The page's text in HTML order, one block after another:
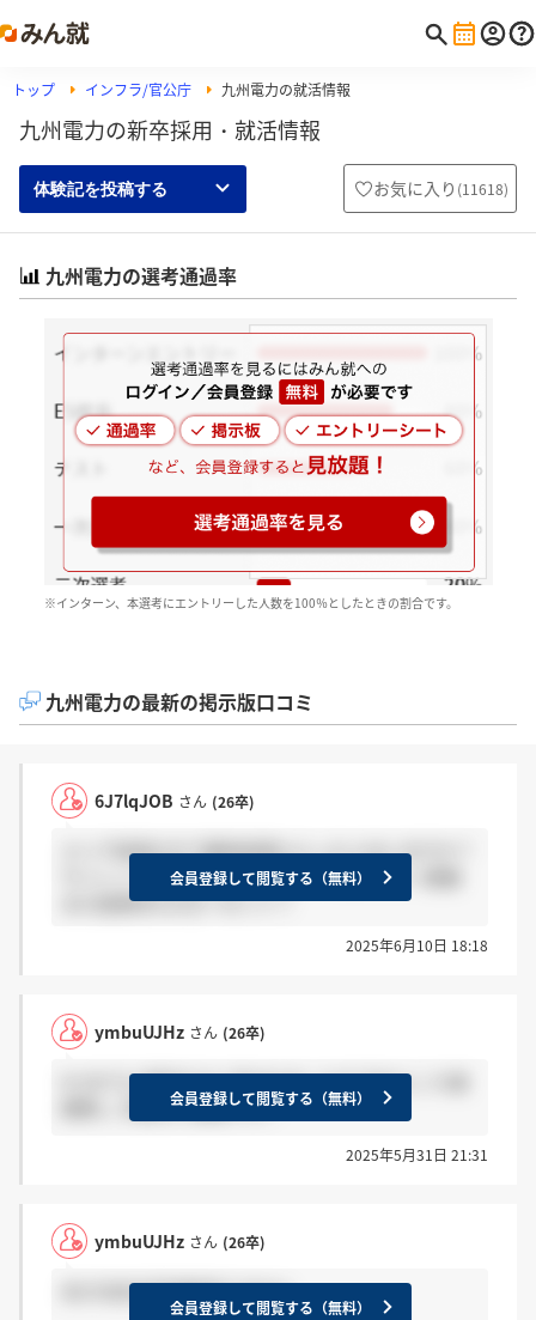
トップ インフラ/官公庁 九州電力の就活情報
九州電力の新卒採用・就活情報
体験記を投稿する お気に入り (11618)
九州電力の選考通過率
※インターン、本選考にエントリーした人数を100％としたときの割合です。
九州電力の最新の掲示版口コミ
6J7lqJOB さん (26卒)
エリア採用の方で最終結果もらった人はいますか？
サイレントの場合もありますか？ もらった→感謝
まだ結果待ちの方→ホント？
会員登録して閲覧する（無料）
2025年6月10日 18:18
ymbuUJHz さん (26卒)
6/1までに返信すると言われましたが 今のところ連
絡無し 日曜日に連絡する？
会員登録して閲覧する（無料）
2025年5月31日 21:31
ymbuUJHz さん (26卒)
未だ内定合否連絡有りません
会員登録して閲覧する（無料）